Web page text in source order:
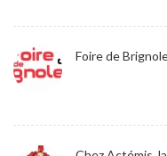
Foire de